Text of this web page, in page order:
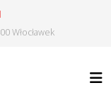
Włocławek